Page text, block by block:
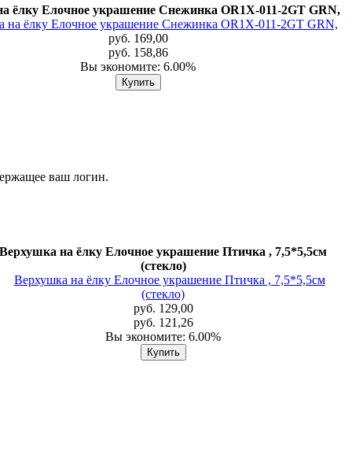
ёлку Елочное украшение Снежинка OR1X-011-2GT GRN,
руб. 169,00
руб. 158,86
Вы экономите: 6.00%
ваш логин.
Верхушка на ёлку Елочное украшение Птичка , 7,5*5,5см
(стекло)
руб. 129,00
руб. 121,26
Вы экономите: 6.00%